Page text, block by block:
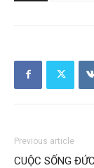
Previous article
CUỘC SỐNG